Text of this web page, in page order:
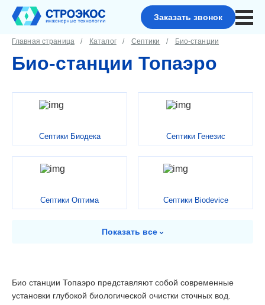
Заказать звонок
Главная страница Каталог Септики Био-станции
Био-станции Топаэро
Септики Биодека Септики Генезис
Септики Оптима Септики Biodevice
Показать все
Био станции Топаэро представляют собой современные
установки глубокой биологической очистки сточных вод.